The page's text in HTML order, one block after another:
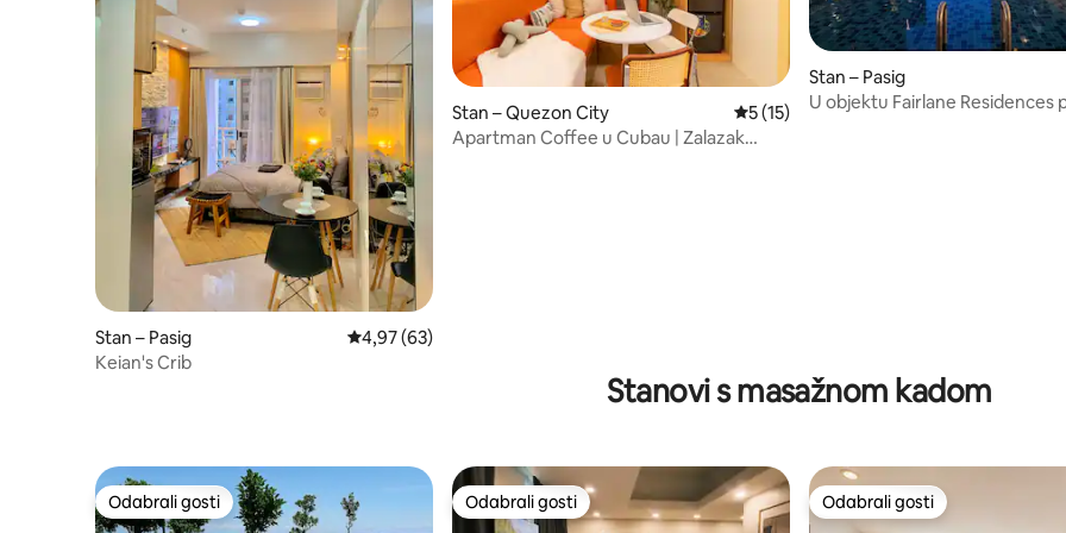
Stan – Pasig Prosječna ocjena: 4,97/5, recenzija: 63
4,97 (63)
Keian's Crib
Stan – Quezon City Prosječna ocjena: 5/5, recenzija: 15
5 (15)
Apartman Coffee u Cubau | Zalazak
Stan – Pasig
U objektu Fairlane Residences
Stanovi s masažnom kadom
Odabrali gosti
Odabrali gosti Odabrali gosti
Odabrali gosti Odabrali gosti
Odabrali gosti